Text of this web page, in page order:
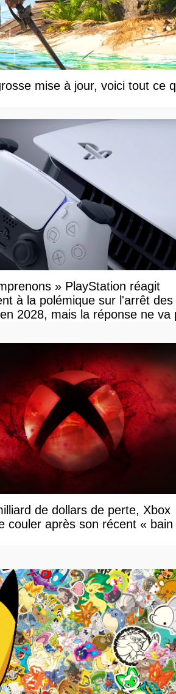
mise à jour, voici tout ce
» PlayStation réagit
à la polémique sur l'arrêt des
2028, mais la réponse ne va
de dollars de perte, Xbox
couler après son récent « bain